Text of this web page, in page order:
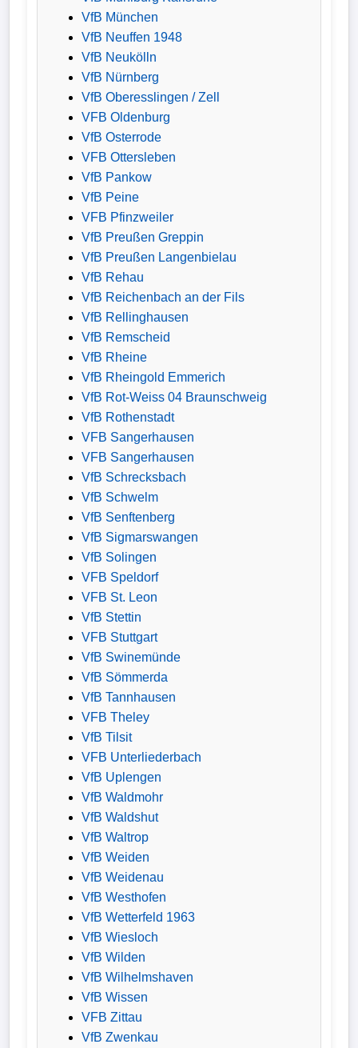
VfB München
VfB Neuffen 1948
VfB Neukölln
VfB Nürnberg
VfB Oberesslingen / Zell
VFB Oldenburg
VfB Osterrode
VFB Ottersleben
VfB Pankow
VfB Peine
VFB Pfinzweiler
VfB Preußen Greppin
VfB Preußen Langenbielau
VfB Rehau
VfB Reichenbach an der Fils
VfB Rellinghausen
VfB Remscheid
VfB Rheine
VfB Rheingold Emmerich
VfB Rot-Weiss 04 Braunschweig
VfB Rothenstadt
VFB Sangerhausen
VFB Sangerhausen
VfB Schrecksbach
VfB Schwelm
VfB Senftenberg
VfB Sigmarswangen
VfB Solingen
VFB Speldorf
VFB St. Leon
VfB Stettin
VFB Stuttgart
VfB Swinemünde
VfB Sömmerda
VfB Tannhausen
VFB Theley
VfB Tilsit
VFB Unterliederbach
VfB Uplengen
VfB Waldmohr
VfB Waldshut
VfB Waltrop
VfB Weiden
VfB Weidenau
VfB Westhofen
VfB Wetterfeld 1963
VfB Wiesloch
VfB Wilden
VfB Wilhelmshaven
VfB Wissen
VFB Zittau
VfB Zwenkau